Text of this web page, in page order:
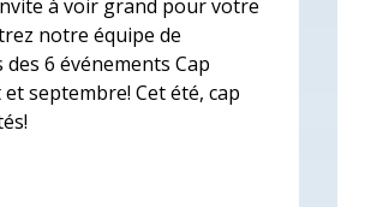
à voir grand pour votre
notre équipe de
6 événements Cap
septembre! Cet été, cap